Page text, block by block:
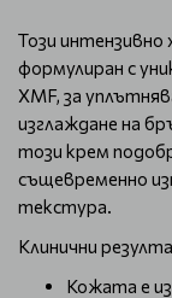
Този
формулиран с
XMF, за
изглаждане на
този крем
същевременно
текстура.
Клинични
Кожата е